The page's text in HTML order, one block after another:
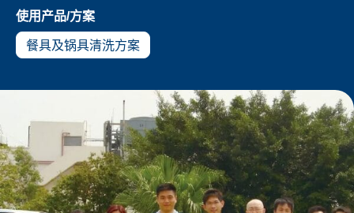
使用产品/方案
餐具及锅具清洗方案